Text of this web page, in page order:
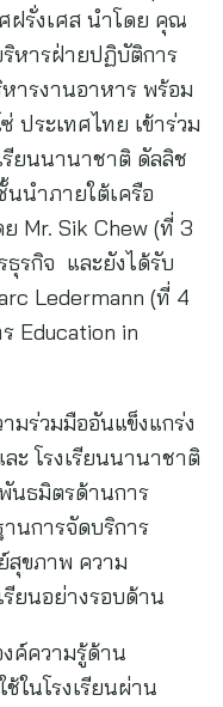
ฝรั่งเศส นำโดย คุณ
ริหารฝ่ายปฏิบัติการ
ารงานอาหาร พร้อม
ประเทศไทย เข้าร่วม
รียนนานาชาติ ดัลลิช
นนำภายใต้เครือ
Mr. Sik Chew (ที่ 3
รกิจ และยังได้รับ
Ledermann (ที่ 4
Education in
มร่วมมืออันแข็งแกร่ง
ะ โรงเรียนนานาชาติ
นธมิตรด้านการ
นการจัดบริการ
สุขภาพ ความ
ยนอย่างรอบด้าน
ค์ความรู้ด้าน
ในโรงเรียนผ่าน